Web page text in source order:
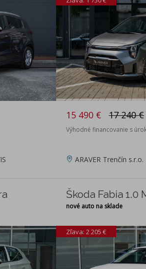
15 490 € 17 240 €
Výhodné financovanie s
ARAVER Trenčín s.r.o.
Škoda Fabia 1.0
nové auto na sklade
Zľava: 2 205 €